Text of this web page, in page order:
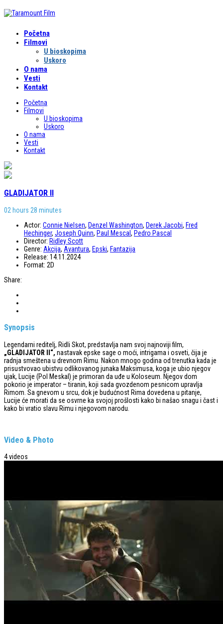
Početna
Filmovi
U bioskopima
Uskoro
O nama
Vesti
Kontakt
Početna
Filmovi
U bioskopima
Uskoro
O nama
Vesti
Kontakt
GLADIJATOR II
02 hours 28 minutes
Actor: Connie Nielsen, Denzel Washington, Derek Jacobi, Fred
Hechinger, Joseph Quinn, Paul Mescal , Pedro Pascal
Director: Ridley Scott
Genre: Akcija, Avantura, Epski, Fantazija
Release: 14.11.2024
Format: 2D
Share:
Synopsis
Legendarni reditelj, Ridli Skot, predstavlja nam svoj najnoviji film,
„GLADIJATOR II“, nastavak epske sage o moći, intrigama i osveti, čija je
radnja smeštena u drevnom Rimu. Nakon mnogo godina od trenutka kada je
prisustvovao ubistvu odlikovanog junaka Maksimusa, koga je ubio njegov
ujak, Lucije (Pol Meskal) je primoran da uđe u Koloseum. Njegov dom
pokorio je imperator – tiranin, koji sada gvozdenom pesnicom upravlja
Rimom. Sa gnevom u srcu, dok je budućnost Rima dovedena u pitanje,
Lucije će morati da se osvrne ka svojoj prošlosti kako bi našao snagu i čast i
kako bi vratio slavu Rimu i njegovom narodu.
Video & Photo
4 videos